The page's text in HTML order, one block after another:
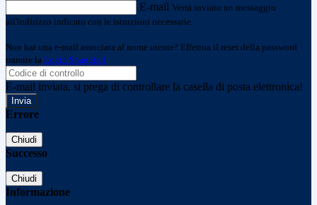
E-mail Verrà inviato un messaggio
all'indirizzo indicato con le istruzioni necessarie.
Non hai una e-mail associata al nome utente? Effettua il reset della password
tramite la Login Spaggiari
E-mail inviata, si prega di controllare la casella di posta elettronica!
Errore
Chiudi
Successo
Chiudi
Informazione